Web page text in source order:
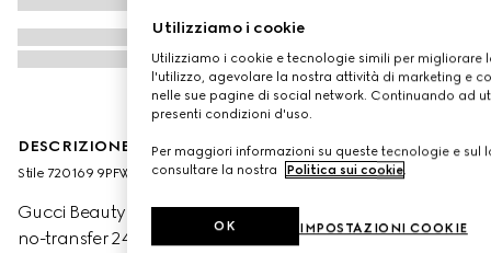
DESCRIZIONE DEL PRODOTTO
Stile ‎720169 9PFWW 9230
Gucci Beauty presenta Éternité de Beauté, il fondotinta
no-transfer 24 ore di Gucci che offre alta coprenza con
Utilizziamo i cookie
Utilizziamo i cookie e tecnologie simili per migliorare
l'utilizzo, agevolare la nostra attività di marketing e
nelle sue pagine di social network. Continuando ad
presenti condizioni d'uso.
Per maggiori informazioni su queste tecnologie e sul
consultare la nostra Politica sui cookie.
IMPOSTAZIONI COOKIE
OK